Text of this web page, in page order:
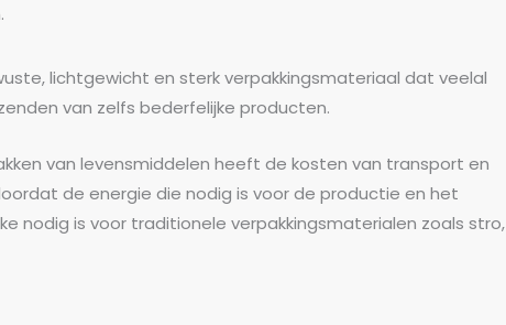
lichtgewicht en sterk verpakkingsmateriaal dat veelal
van zelfs bederfelijke producten.
van levensmiddelen heeft de kosten van transport en
de energie die nodig is voor de productie en het
nodig is voor traditionele verpakkingsmaterialen zoals stro,